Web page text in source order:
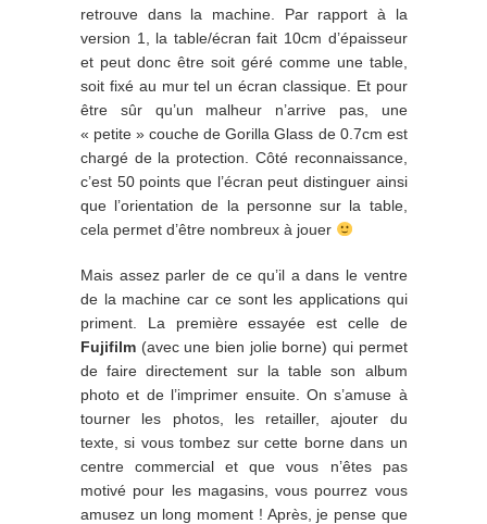
retrouve dans la machine. Par rapport à la
version 1, la table/écran fait 10cm d’épaisseur
et peut donc être soit géré comme une table,
soit fixé au mur tel un écran classique. Et pour
être sûr qu’un malheur n’arrive pas, une
« petite » couche de Gorilla Glass de 0.7cm est
chargé de la protection. Côté reconnaissance,
c’est 50 points que l’écran peut distinguer ainsi
que l’orientation de la personne sur la table,
cela permet d’être nombreux à jouer
Mais assez parler de ce qu’il a dans le ventre
de la machine car ce sont les applications qui
priment. La première essayée est celle de
Fujifilm (avec une bien jolie borne) qui permet
de faire directement sur la table son album
photo et de l’imprimer ensuite. On s’amuse à
tourner les photos, les retailler, ajouter du
texte, si vous tombez sur cette borne dans un
centre commercial et que vous n’êtes pas
motivé pour les magasins, vous pourrez vous
amusez un long moment ! Après, je pense que